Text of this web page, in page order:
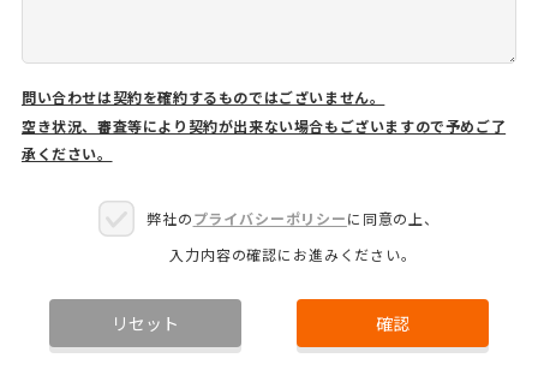
問い合わせは契約を確約するものではございません。
空き状況、審査等により契約が出来ない場合もございますので予めご了
承ください。
弊社のプライバシーポリシーに同意の上、
入力内容の確認にお進みください。
リセット 確認